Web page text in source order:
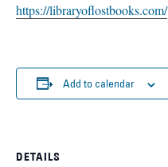
https://libraryoflostbooks.com/
Add to calendar
DETAILS